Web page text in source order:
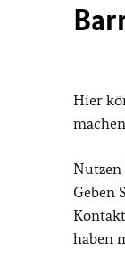
Hier
Nutzen
Geben
haben